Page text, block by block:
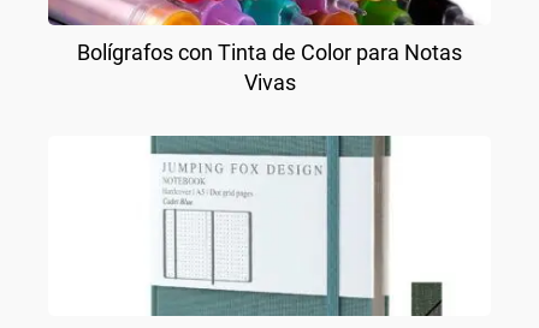
Bolígrafos con Tinta de Color para Notas
Vivas